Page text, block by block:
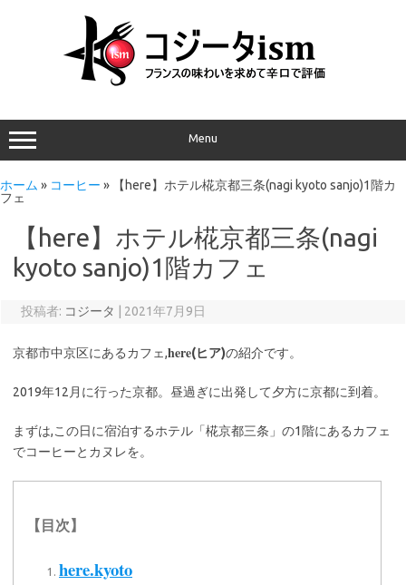
Menu
ホーム » コーヒー »
【here】ホテル椛京都三条(nagi kyoto sanjo)1階カ
フェ
【here】ホテル椛京都三条(nagi
kyoto sanjo)1階カフェ
投稿者: コジータ 2021年7月9日
京都市中京区にあるカフェ,here(ヒア)の紹介です。
2019年12月に行った京都。昼過ぎに出発して夕方に京都に到着。
まずは,この日に宿泊するホテル「椛京都三条」の1階にあるカフェ
でコーヒーとカヌレを。
【目次】
here.kyoto